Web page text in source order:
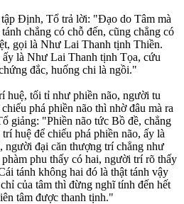
Ðịnh, Tổ trả lời: "Ðạo do Tâm mà
chẳng có chỗ đến, cũng chẳng có
gọi là Như Lai Thanh tịnh Thiền.
là Như Lai Thanh tịnh Tọa, cứu
đắc, huống chi là ngồi."
huệ, tối tỉ như phiền não, người tu
phá phiền não thì nhờ đâu mà ra
giảng: "Phiền não tức Bồ đề, chẳng
huệ để chiếu phá phiền não, ấy là
người đại căn thượng trí chẳng như
phu thấy có hai, người trí rõ thấy
tánh không hai đó là thật tánh vậy
của tâm thì đừng nghĩ tính đến hết
tâm được thanh tịnh."